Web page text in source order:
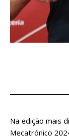
Na edição mais
Mecatrónico